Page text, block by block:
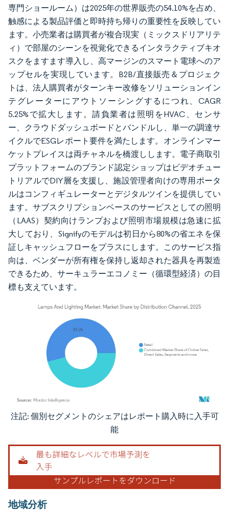
専門ショールーム）は2025年の世界販売の54.10%を占め、
触感による製品評価と即時持ち帰りの重要性を反映してい
ます。小売業者は購買者が複合現実（ミックスドリアリテ
ィ）で部屋のシーンを視覚化できるインタラクティブキオ
スクをますます導入し、高マージンのスマート電球へのア
ップセルを実現しています。B2B/直接販売＆プロジェク
トは、法人購買者がターンキー改修をソリューションイン
テグレーターにアウトソーシングするにつれ、CAGR
5.25%で拡大します。請負業者は照明をHVAC、センサ
ー、クラウドダッシュボードとバンドルし、単一の調達サ
イクルでESGレポート要件を満たします。オンラインマー
ケットプレイスは両チャネルを橋渡しします。電子商取引
プラットフォームのブランド認定ショップはビデオチュー
トリアルでDIY層を支援し、施設管理者向けの専用ポータ
ルはコンフィギュレーターとデジタルツインを提供してい
ます。サブスクリプションベースのサービスとしての照明
（LAAS）契約向けランプおよび照明市場規模は急速に拡
大しており、Signifyのモデルは初日から80%の省エネを保
証しキャッシュフローをプラスにします。このサービス指
向は、ベンダーが所有権を保持し返却された器具を再製造
できるため、サーキュラーエコノミー（循環型経済）の目
標も支えています。
画像 © Mordor Intelligence。再利用にはCC BY 4.0の表示が必要です。
注記: 個別セグメントのシェアはレポート購入時に入手可
能
地域分析